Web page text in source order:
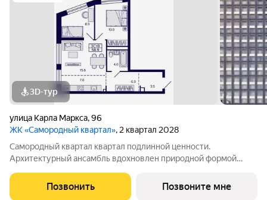
3D-тур
улица Карла Маркса,96
ЖК «Самородный квартал», 2 квартал 2028
Самородный квартал квартал подлинной ценности.
Архитектурный ансамбль вдохновлен природной формой
геометрией фасадов. Внутренний двор и места общего
пользования также содержат стилистические
Позвонить Позвоните мне